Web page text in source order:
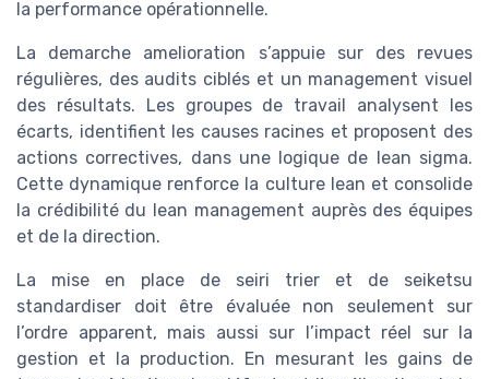
la performance opérationnelle.
La demarche amelioration s’appuie sur des revues
régulières, des audits ciblés et un management visuel
des résultats. Les groupes de travail analysent les
écarts, identifient les causes racines et proposent des
actions correctives, dans une logique de lean sigma.
Cette dynamique renforce la culture lean et consolide
la crédibilité du lean management auprès des équipes
et de la direction.
La mise en place de seiri trier et de seiketsu
standardiser doit être évaluée non seulement sur
l’ordre apparent, mais aussi sur l’impact réel sur la
gestion et la production. En mesurant les gains de